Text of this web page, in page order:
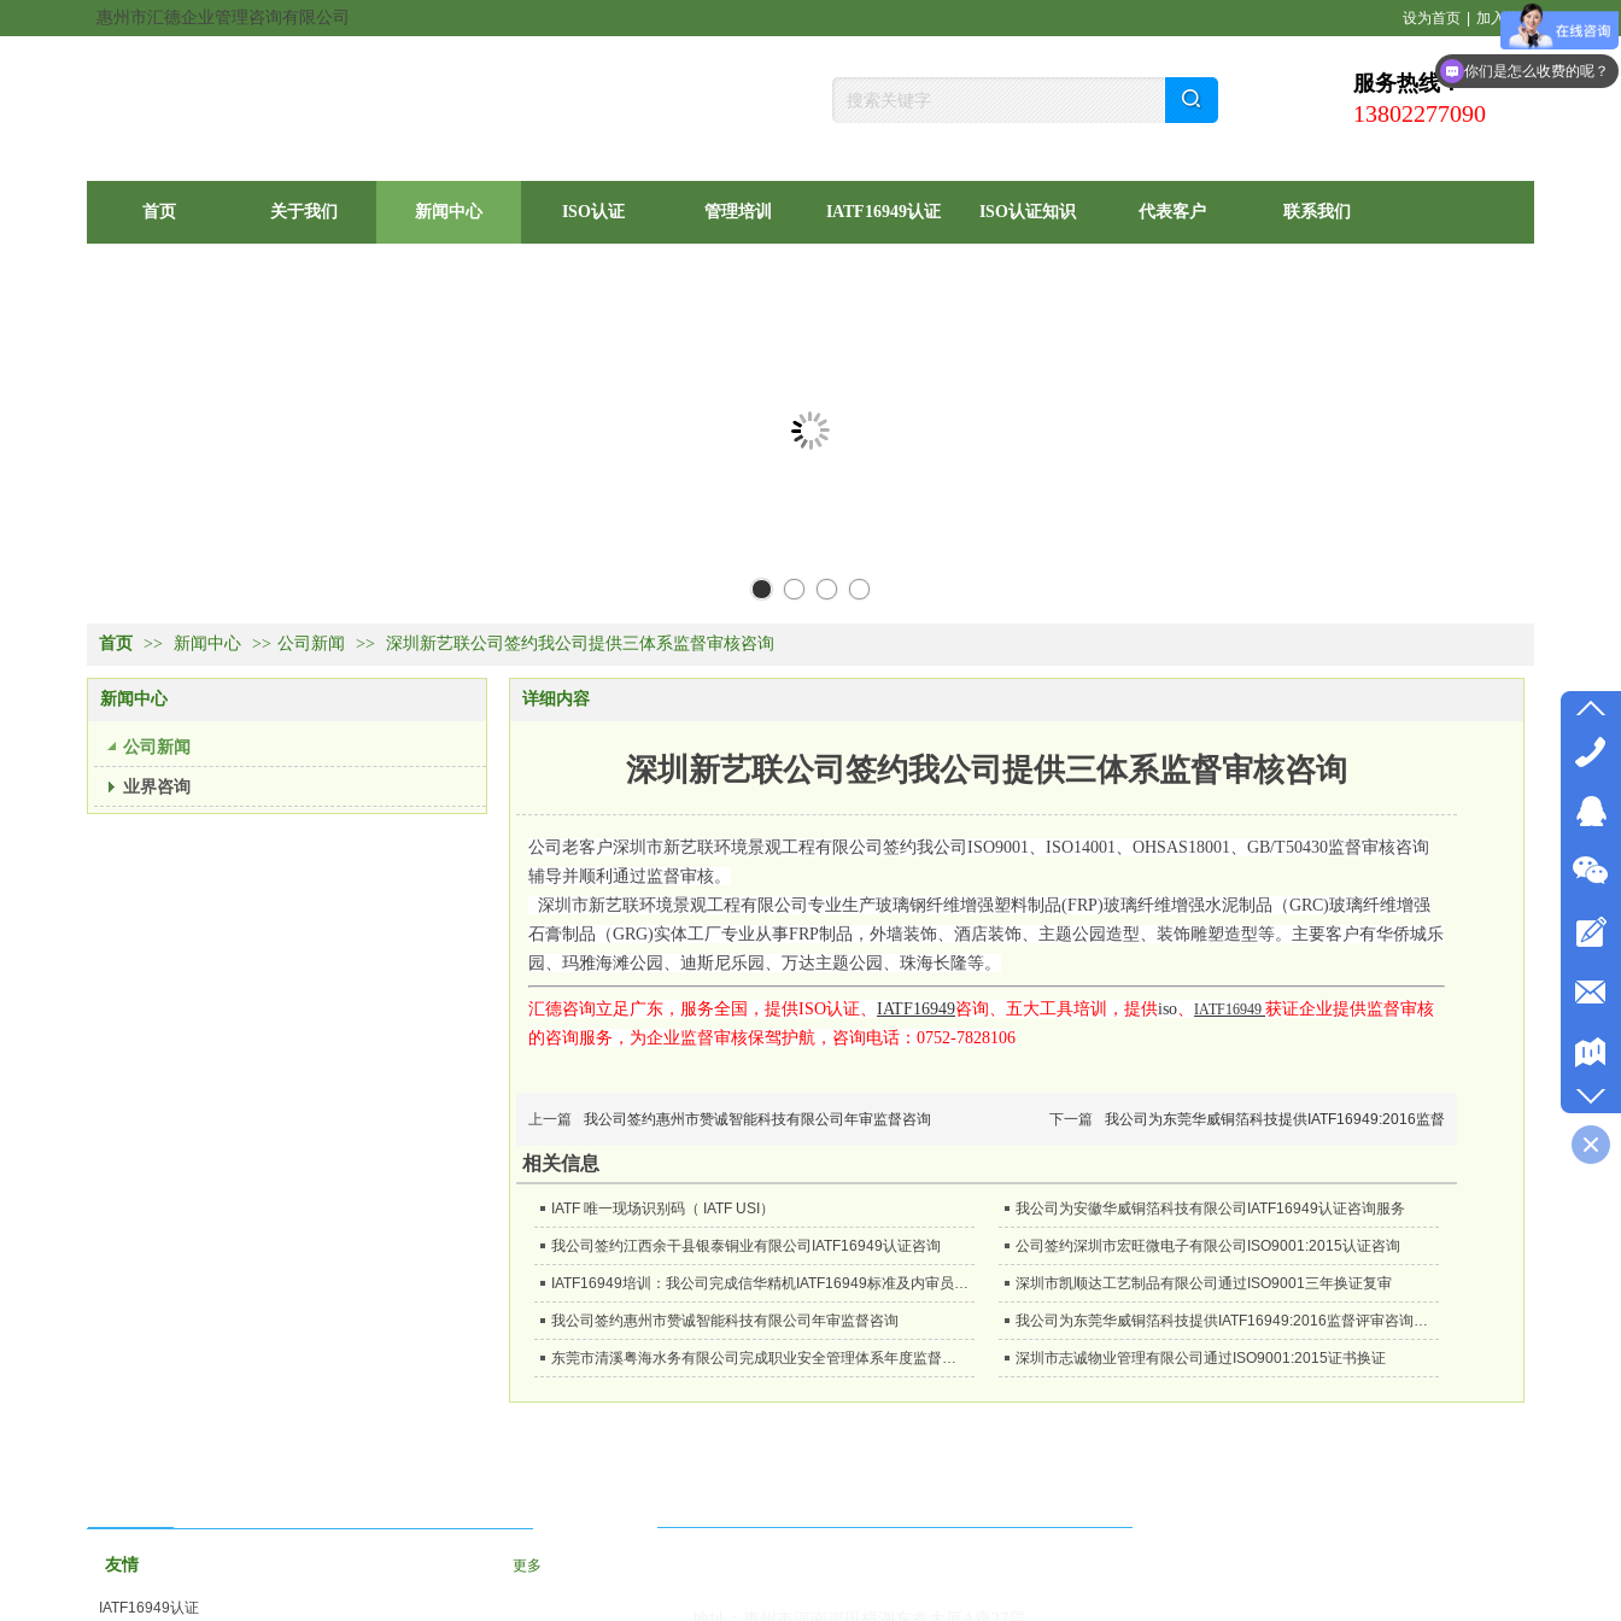
惠州市汇德企业管理咨询有限公司
服务热线：
13802277090
首页 关于我们 新闻中心 ISO认证 管理培训 IATF16949认证 ISO认证知识 代表客户 联系我们
设为首页 加入收藏
首页 >> 新闻中心 >> 公司新闻 >> 深圳新艺联公司签约我公司提供三体系监督审核咨询
新闻中心
公司新闻
业界咨询
详细内容
深圳新艺联公司签约我公司提供三体系监督审核咨询
公司老客户深圳市新艺联环境景观工程有限公司签约我公司ISO9001、ISO14001、OHSAS18001、GB/T50430监督审核咨询
辅导并顺利通过监督审核。
深圳市新艺联环境景观工程有限公司专业生产玻璃钢纤维增强塑料制品(FRP)玻璃纤维增强水泥制品（GRC)玻璃纤维增强
石膏制品（GRG)实体工厂专业从事FRP制品，外墙装饰、酒店装饰、主题公园造型、装饰雕塑造型等。主要客户有华侨城乐
园、玛雅海滩公园、迪斯尼乐园、万达主题公园、珠海长隆等。
汇德咨询立足广东，服务全国，提供ISO认证、 IATF16949咨询、五大工具培训，提供iso、 IATF16949 获证企业提供监督审核
的咨询服务，为企业监督审核保驾护航，咨询电话：0752-7828106
上一篇 我公司签约惠州市赞诚智能科技有限公司年审监督咨询 下一篇 我公司为东莞华威铜箔科技提供IATF16949:2016监督
相关信息
IATF 唯一现场识别码（ IATF USI） 我公司为安徽华威铜箔科技有限公司IATF16949认证咨询服务
我公司签约江西余干县银泰铜业有限公司IATF16949认证咨询 公司签约深圳市宏旺微电子有限公司ISO9001:2015认证咨询
IATF16949培训：我公司完成信华精机IATF16949标准及内审员培训 深圳市凯顺达工艺制品有限公司通过ISO9001三年换证复审
我公司签约惠州市赞诚智能科技有限公司年审监督咨询 我公司为东莞华威铜箔科技提供IATF16949:2016监督评审咨询服务
东莞市清溪粤海水务有限公司完成职业安全管理体系年度监督审核 深圳市志诚物业管理有限公司通过ISO9001:2015证书换证
友情 更多
IATF16949认证
你们是怎么收费的呢？